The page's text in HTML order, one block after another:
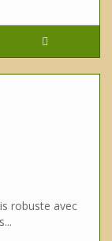
robuste avec